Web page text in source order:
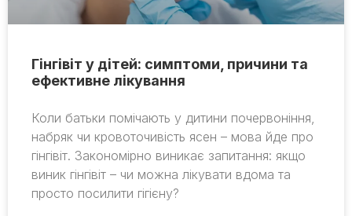
Гінгівіт у дітей: симптоми, причини та
ефективне лікування
Коли батьки помічають у дитини почервоніння,
набряк чи кровоточивість ясен – мова йде про
гінгівіт. Закономірно виникає запитання: якщо
виник гінгівіт – чи можна лікувати вдома та
просто посилити гігієну?